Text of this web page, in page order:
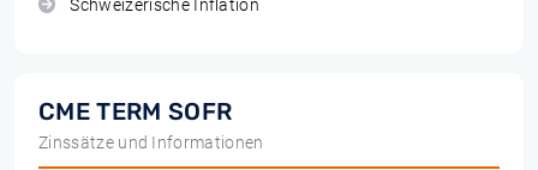
Schweizerische Inflation
CME TERM SOFR
Zinssätze und Informationen